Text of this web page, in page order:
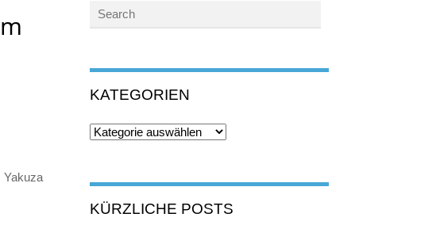
Yakuza
KATEGORIEN
Kategorien
KÜRZLICHE POSTS